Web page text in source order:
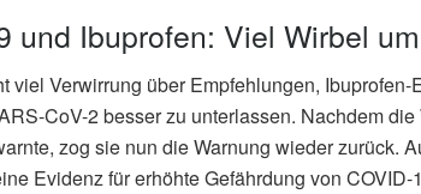
und Ibuprofen: Viel Wirbel
viel Verwirrung über Empfehlungen,
CoV-2 besser zu unterlassen. Nachdem
zog sie nun die Warnung wieder zurück.
Evidenz für erhöhte Gefährdung von